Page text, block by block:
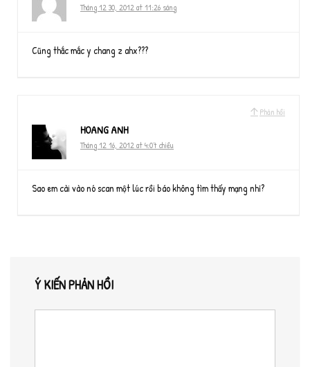
Tháng 12 30, 2012 at 11:26 sáng
Cũng thắc mắc y chang z ahx???
Phản hồi
HOANG ANH
Tháng 12 16, 2012 at 4:07 chiều
Sao em cài vào nó scan một lúc rồi báo không tìm thấy mạng nhỉ?
Ý KIẾN PHẢN HỒI